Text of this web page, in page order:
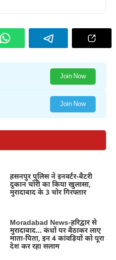
Join Now
Join Now
हसनपुर पुलिस ने इनवर्टर-बैटरी
दुकान चोरी का किया खुलासा,
मुरादाबाद के 3 चोर गिरफ्तार
Moradabad News-हरिद्वार से
मुरादाबाद… कंधों पर बैठाकर लाए
माता-पिता, इन 4 कांवड़ियों को पूरा
देश कर रहा सलाम